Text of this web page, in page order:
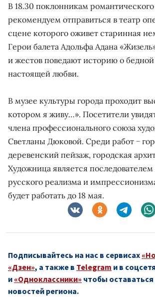
В 18.30 поклонникам романтического
рекомендуем отправиться в театр
сцене которого оживет старинная
Герои балета Адольфа Адана
и жестов поведают историю о
настоящей любви.
В музее культуры города проходит
котором я живу…». Посетители
члена профессионального союза
Светланы Дюковой. Среди работ −
деревенский пейзаж, городская
Художница является
русского реализма и
будет работать до 18 мая.
Подписывайтесь на нас в сервисах
«Дзен», а также в Telegram и в
и «Одноклассники» чтобы оставаться
новостей региона.